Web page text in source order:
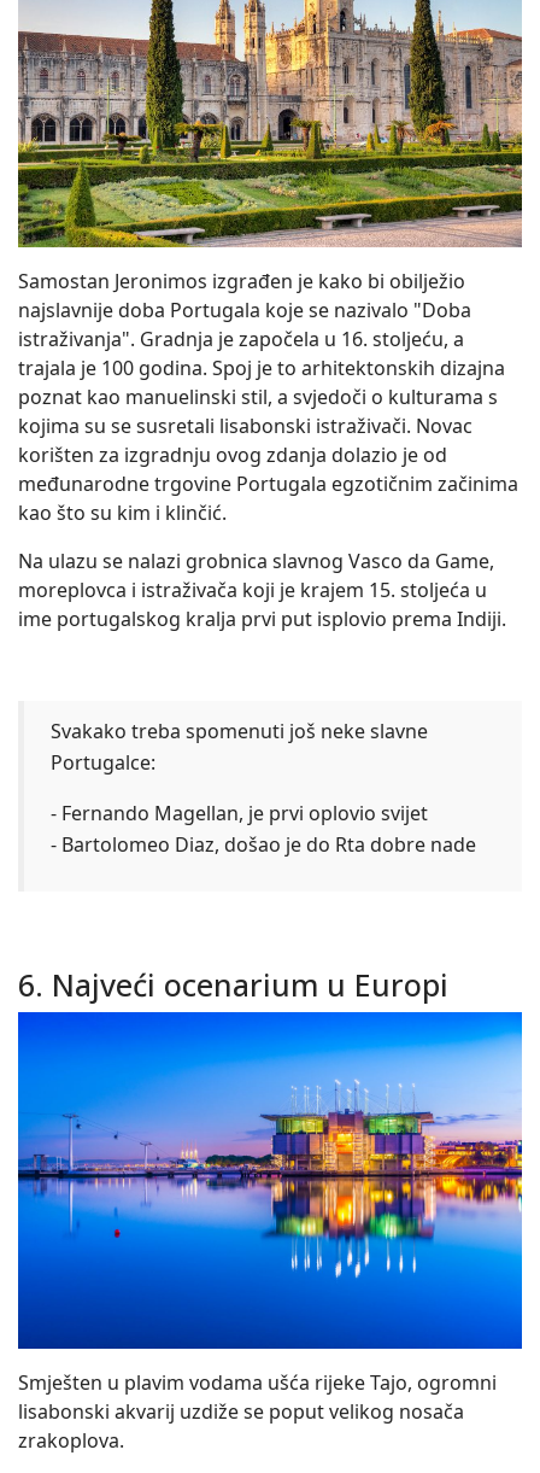
Samostan Jeronimos izgrađen je kako bi obilježio
najslavnije doba Portugala koje se nazivalo "Doba
istraživanja". Gradnja je započela u 16. stoljeću, a
trajala je 100 godina. Spoj je to arhitektonskih dizajna
poznat kao manuelinski stil, a svjedoči o kulturama s
kojima su se susretali lisabonski istraživači. Novac
korišten za izgradnju ovog zdanja dolazio je od
međunarodne trgovine Portugala egzotičnim začinima
kao što su kim i klinčić.
Na ulazu se nalazi grobnica slavnog Vasco da Game,
moreplovca i istraživača koji je krajem 15. stoljeća u
ime portugalskog kralja prvi put isplovio prema Indiji.
Svakako treba spomenuti još neke slavne
Portugalce:
- Fernando Magellan, je prvi oplovio svijet
- Bartolomeo Diaz, došao je do Rta dobre nade
6. Najveći ocenarium u Europi
Smješten u plavim vodama ušća rijeke Tajo, ogromni
lisabonski akvarij uzdiže se poput velikog nosača
zrakoplova.